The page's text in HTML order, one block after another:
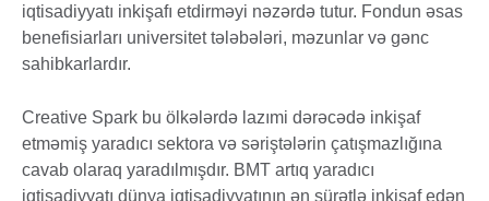
iqtisadiyyatı inkişafı etdirməyi nəzərdə tutur. Fondun əsas
benefisiarları universitet tələbələri, məzunlar və gənc
sahibkarlardır.
Creative Spark bu ölkələrdə lazımi dərəcədə inkişaf
etməmiş yaradıcı sektora və səriştələrin çatışmazlığına
cavab olaraq yaradılmışdır. BMT artıq yaradıcı
iqtisadiyyatı dünya iqtisadiyyatının ən sürətlə inkişaf edən